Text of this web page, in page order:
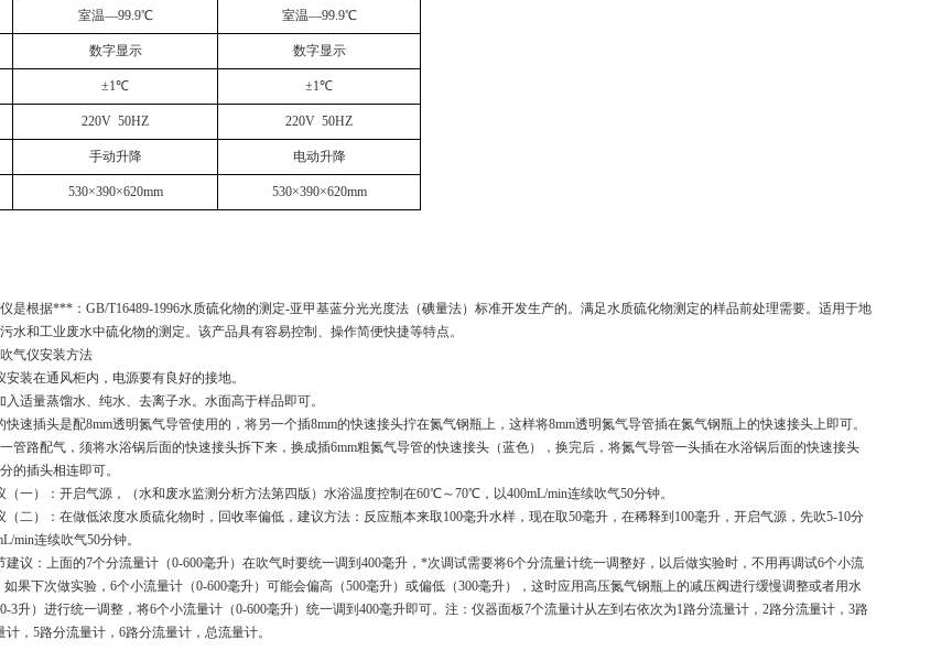
室温—99.9℃ 室温—99.9℃
数字显示 数字显示
±1℃ ±1℃
220V  50HZ 220V  50HZ
手动升降 电动升降
530×390×620mm 530×390×620mm
是根据***：GB/T16489-1996水质硫化物的测定-亚甲基蓝分光光度法（碘量法）标准开发生产的。满足水质硫化物测定的样品前处理需要。适用于地
水和工业废水中硫化物的测定。该产品具有容易控制、操作简便快捷等特点。
气仪安装方法
装在通风柜内，电源要有良好的接地。
量蒸馏水、纯水、去离子水。水面高于样品即可。
插头是配8mm透明氮气导管使用的，将另一个插8mm的快速接头拧在氮气钢瓶上，这样将8mm透明氮气导管插在氮气钢瓶上的快速接头上即可。
管路配气，须将水浴锅后面的快速接头拆下来，换成插6mm粗氮气导管的快速接头（蓝色），换完后，将氮气导管一头插在水浴锅后面的快速接头
的插头相连即可。
）：开启气源，（水和废水监测分析方法第四版）水浴温度控制在60℃～70℃，以400mL/min连续吹气50分钟。
）：在做低浓度水质硫化物时，回收率偏低，建议方法：反应瓶本来取100毫升水样，现在取50毫升，在稀释到100毫升，开启气源，先吹5-10分
min连续吹气50分钟。
：上面的7个分流量计（0-600毫升）在吹气时要统一调到400毫升，*次调试需要将6个分流量计统一调整好，以后做实验时，不用再调试6个小流
如果下次做实验，6个小流量计（0-600毫升）可能会偏高（500毫升）或偏低（300毫升），这时应用高压氮气钢瓶上的减压阀进行缓慢调整或者用水
3升）进行统一调整，将6个小流量计（0-600毫升）统一调到400毫升即可。注：仪器面板7个流量计从左到右依次为1路分流量计，2路分流量计，3路
，5路分流量计，6路分流量计，总流量计。